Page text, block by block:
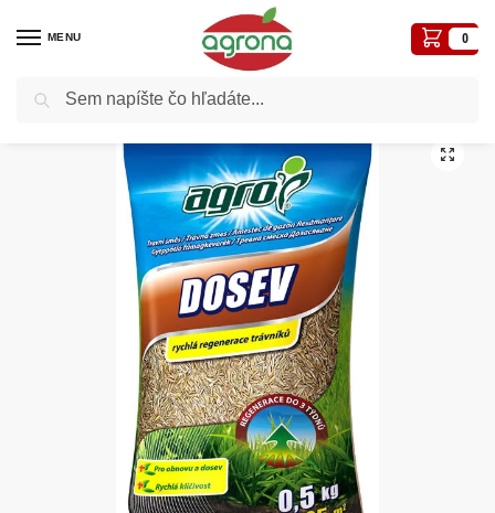
MENU 0
Domov Trávny program / Trávne zmesi k domu